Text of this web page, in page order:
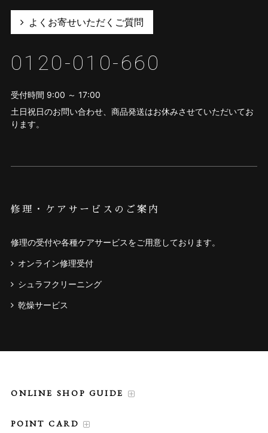
よくお寄せいただくご質問
0120-010-660
受付時間 9:00 ～ 17:00
土日祝日のお問い合わせ、商品発送はお休みさせていただいてお
ります。
修理・ケアサービスのご案内
修理の受付や各種ケアサービスをご用意しております。
オンライン修理受付
シュラフクリーニング
乾燥サービス
ONLINE SHOP GUIDE
POINT CARD